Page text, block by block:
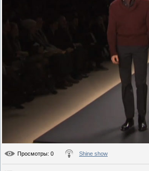
Просмотры: 0 Shine show